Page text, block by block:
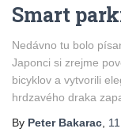
Smart
Nedávno tu bolo
Japonci si zrejme
bicyklov a vytvorili
hrdzavého draka
By Peter Bakarac